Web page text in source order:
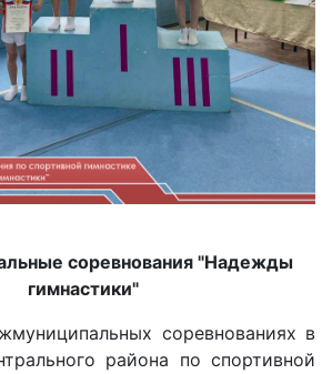
соревнования "Надежды
гимнастики"
соревнованиях в
района по спортивной